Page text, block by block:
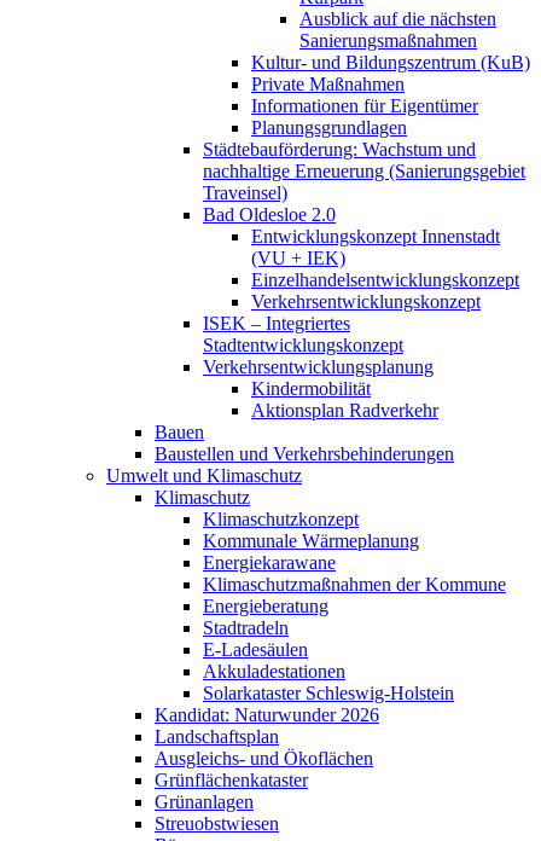
Ausblick auf die nächsten
Sanierungsmaßnahmen
Kultur- und Bildungszentrum (KuB)
Private Maßnahmen
Informationen für Eigentümer
Planungsgrundlagen
Städtebauförderung: Wachstum und
nachhaltige Erneuerung (Sanierungsgebiet
Traveinsel)
Bad Oldesloe 2.0
Entwicklungskonzept Innenstadt
(VU + IEK)
Einzelhandels­entwicklungskonzept
Verkehrs­entwicklungskonzept
ISEK – Integriertes
Stadtentwicklungskonzept
Verkehrsentwicklungsplanung
Kindermobilität
Aktionsplan Radverkehr
Bauen
Baustellen und Verkehrsbehinderungen
Umwelt und Klimaschutz
Klimaschutz
Klimaschutzkonzept
Kommunale Wärmeplanung
Energiekarawane
Klimaschutzmaßnahmen der Kommune
Energieberatung
Stadtradeln
E-Ladesäulen
Akkuladestationen
Solarkataster Schleswig-Holstein
Kandidat: Naturwunder 2026
Landschaftsplan
Ausgleichs- und Ökoflächen
Grünflächenkataster
Grünanlagen
Streuobstwiesen